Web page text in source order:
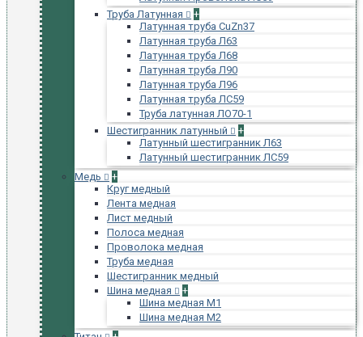
Труба Латунная
+
Латунная труба CuZn37
Латунная труба Л63
Латунная труба Л68
Латунная труба Л90
Латунная труба Л96
Латунная труба ЛС59
Труба латунная ЛО70-1
Шестигранник латунный
+
Латунный шестигранник Л63
Латунный шестигранник ЛС59
Медь
+
Круг медный
Лента медная
Лист медный
Полоса медная
Проволока медная
Труба медная
Шестигранник медный
Шина медная
+
Шина медная М1
Шина медная М2